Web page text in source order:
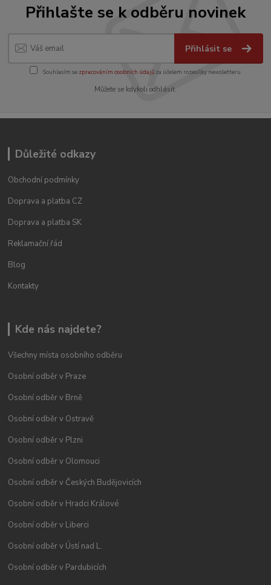
Přihlašte se k odběru novinek
Přihlásit se
Souhlasím se zpracováním osobních údajůza účelem rozesílky newsletteru.
Můžete se kdykoli odhlásit.
Důležité odkazy
Obchodní podmínky
Doprava a platba CZ
Doprava a platba SK
Reklamační řád
Blog
Kontakty
Kde nás najdete?
Všechny místa osobního odběru
Osobní odběr v Praze
Osobní odběr v Brně
Osobní odběr v Ostravě
Osobní odběr v Plzni
Osobní odběr v Olomouci
Osobní odběr v Českých Budějovicích
Osobní odběr v Hradci Králové
Osobní odběr v Liberci
Osobní odběr v Ústí nad L.
Osobní odběr v Pardubicích